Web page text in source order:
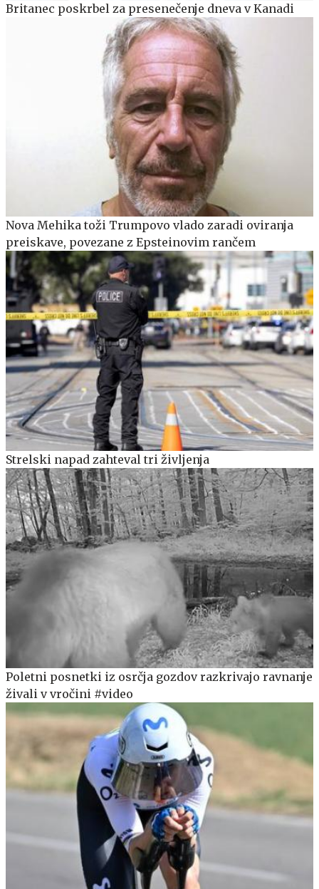
Britanec poskrbel za presenečenje dneva v Kanadi
Nova Mehika toži Trumpovo vlado zaradi oviranja
preiskave, povezane z Epsteinovim rančem
Strelski napad zahteval tri življenja
Poletni posnetki iz osrčja gozdov razkrivajo ravnanje
živali v vročini #video